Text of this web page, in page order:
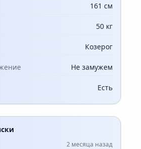
161 см
50 кг
Козерог
Не замужем
Есть
2 месяца назад